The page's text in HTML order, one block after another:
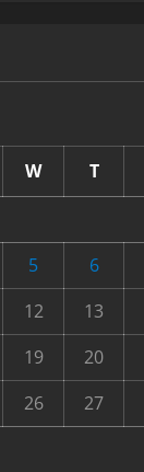
W T
5 6
12 13
19 20
26 27